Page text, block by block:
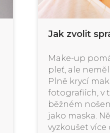
Jak zvolit
Make-up
pleť, ale
Plně krycí
fotografiích, v
běžném
jako maska.
vyzkoušet